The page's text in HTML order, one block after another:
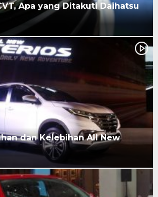
Apa yang Ditakuti Daihatsu
dan Kelebihan All New